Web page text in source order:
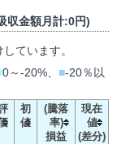
収金額月計:0円)
ています。
0～-20%、 ■-20％以
初
値
(騰落
率)
損益
現在
値
(差分)